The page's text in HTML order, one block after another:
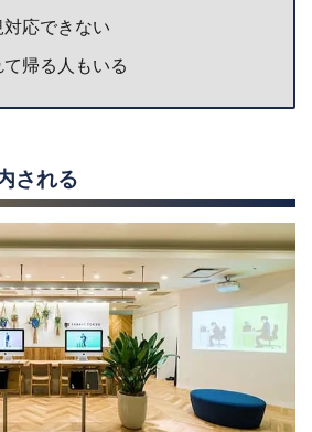
応できない
帰る人もいる
される